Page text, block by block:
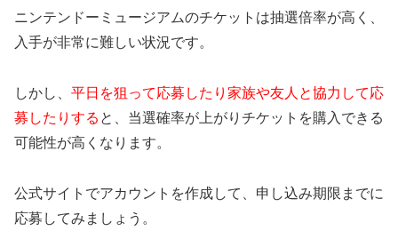
ニンテンドーミュージアムのチケットは抽選倍率が高く、
入手が非常に難しい状況です。
しかし、 平日を狙って応募したり家族や友人と協力して応
募したりする と、当選確率が上がりチケットを購入できる
可能性が高くなります。
公式サイトでアカウントを作成して、申し込み期限までに
応募してみましょう。